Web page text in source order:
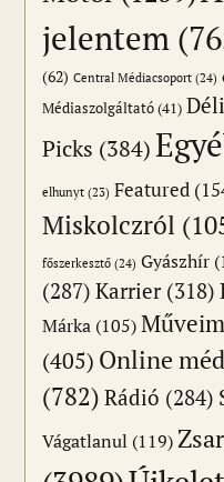
jelentem
(62) Central Médiacsoport (24)
Médiaszolgáltató(41)
Picks (384)
elhunyt (23) Featured
Miskolczról
főszerkesztő (24) Gyászhír
(287) Karrier(318)
Márka (105) Műveim
(405) Online
(782) Rádió (284)
Vágatlanul (119)